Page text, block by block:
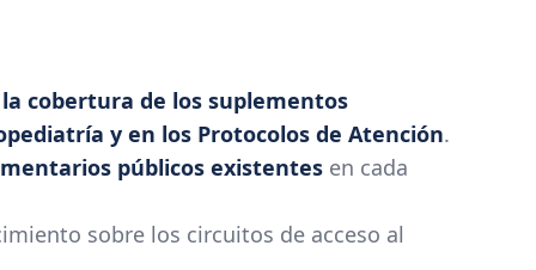
cobertura de los suplementos
y en los Protocolos de Atención.
públicos existentes en cada
sobre los circuitos de acceso al